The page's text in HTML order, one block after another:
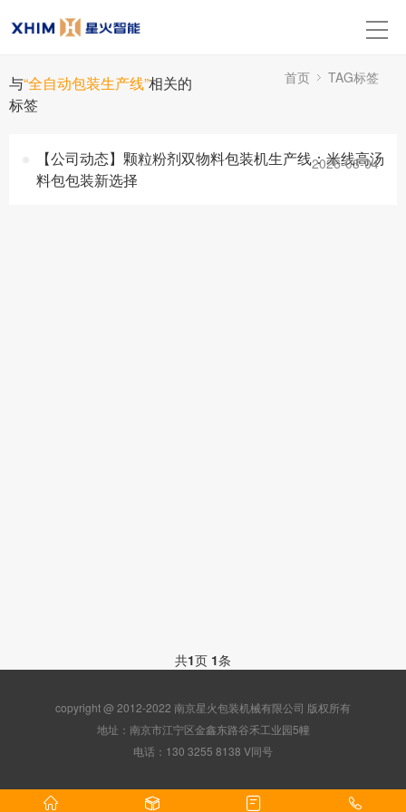
与“全自动包装生产线”相关的
标签
首页 TAG标签
【公司动态】颗粒粉剂双物料包装机生产线：米线高汤
料包包装新选择
2026-03-04
共1页 1条
copyright @ 2012-2022 南京星火包装机械有限公司 版权所有
地址：南京市江宁区金鑫东路谷禾工业园5幢
电话：130 3255 8138 V同号